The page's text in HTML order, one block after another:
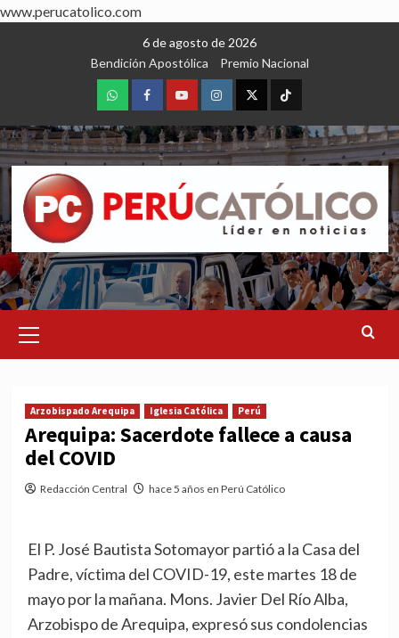
www.perucatolico.com
6 de agosto de 2026
Bendición Apostólica
Premio Nacional
WhatsAppFacebookYoutubeInstagram
X TikTok
Menu
Arzobispado Arequipa Iglesia Católica Perú
Arequipa: Sacerdote fallece a causa
del COVID
Redacción Central hace 5 años en Perú Católico
El P. José Bautista Sotomayor partió a la Casa del
Padre, víctima del COVID-19, este martes 18 de
mayo por la mañana. Mons. Javier Del Río Alba,
Arzobispo de Arequipa, expresó sus condolencias